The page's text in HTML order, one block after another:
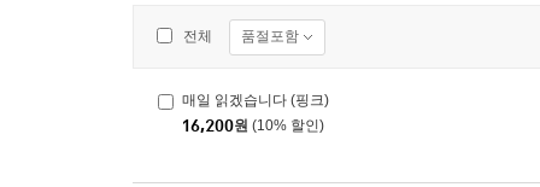
전체 품절포함
매일 읽겠습니다 (핑크)
16,200원 (10% 할인)